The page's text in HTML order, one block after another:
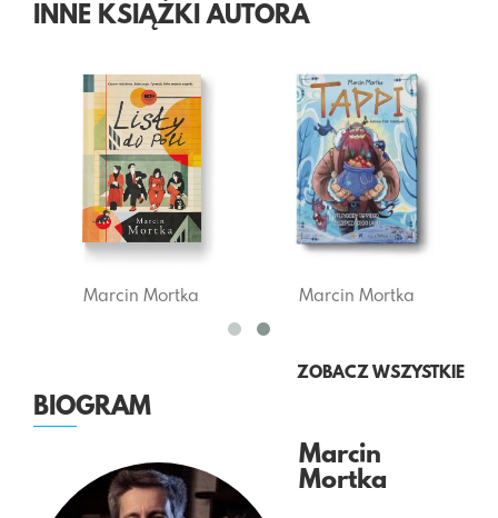
INNE KSIĄŻKI AUTORA
Marcin Mortka Marcin
ZOBACZ WSZYSTKIE
BIOGRAM
Marcin
Mortka